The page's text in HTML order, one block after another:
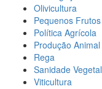
Olivicultura
Pequenos Frutos
Política Agrícola
Produção Animal
Rega
Sanidade Vegetal
Viticultura